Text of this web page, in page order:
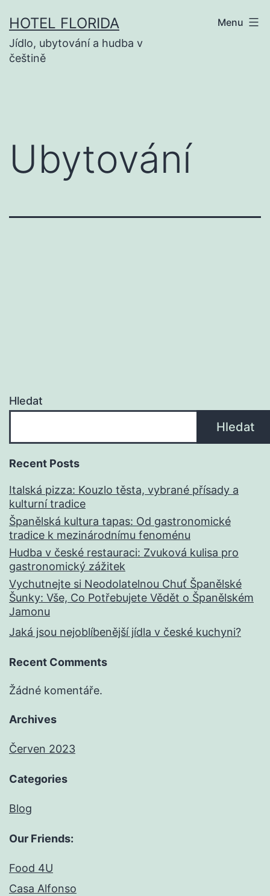
obsahu
HOTEL FLORIDA
Jídlo, ubytování a hudba v
češtině
Menu
Ubytování
Hledat
Hledat
Recent Posts
Italská pizza: Kouzlo těsta, vybrané přísady a
kulturní tradice
Španělská kultura tapas: Od gastronomické
tradice k mezinárodnímu fenoménu
Hudba v české restauraci: Zvuková kulisa pro
gastronomický zážitek
Vychutnejte si Neodolatelnou Chuť Španělské
Šunky: Vše, Co Potřebujete Vědět o Španělském
Jamonu
Jaká jsou nejoblíbenější jídla v české kuchyni?
Recent Comments
Žádné komentáře.
Archives
Červen 2023
Categories
Blog
Our Friends:
Food 4U
Casa Alfonso